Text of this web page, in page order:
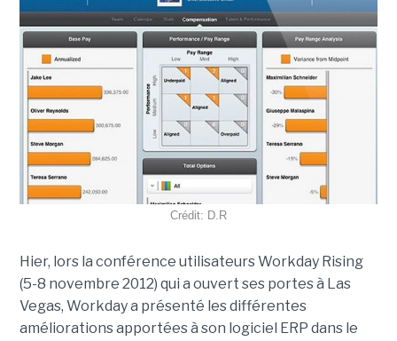
Crédit: D.R
Hier, lors la conférence utilisateurs Workday Rising
(5-8 novembre 2012) qui a ouvert ses portes à Las
Vegas, Workday a présenté les différentes
améliorations apportées à son logiciel ERP dans le